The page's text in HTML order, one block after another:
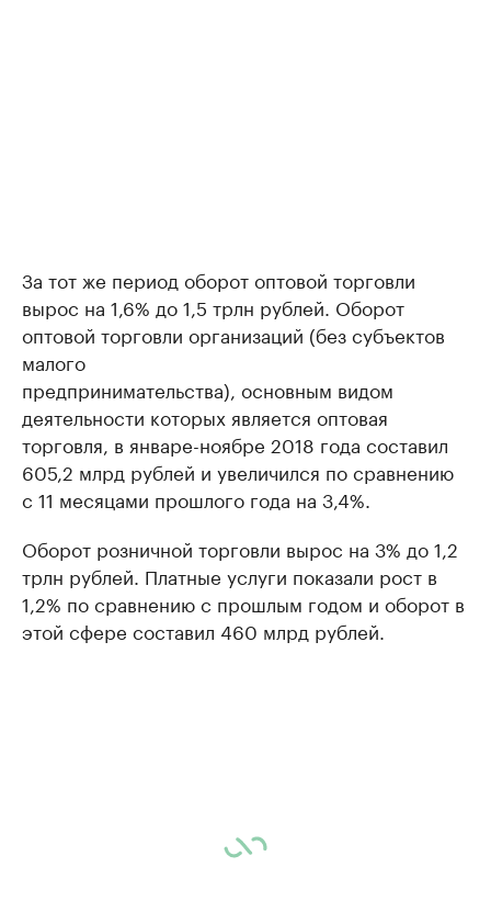
За тот же период оборот оптовой торговли
вырос на 1,6% до 1,5 трлн рублей. Оборот
оптовой торговли организаций (без субъектов
малого
предпринимательства), основным видом
деятельности которых является оптовая
торговля, в январе-ноябре 2018 года составил
605,2 млрд рублей и увеличился по сравнению
с 11 месяцами прошлого года на 3,4%.
Оборот розничной торговли вырос на 3% до 1,2
трлн рублей. Платные услуги показали рост в
1,2% по сравнению с прошлым годом и оборот в
этой сфере составил 460 млрд рублей.